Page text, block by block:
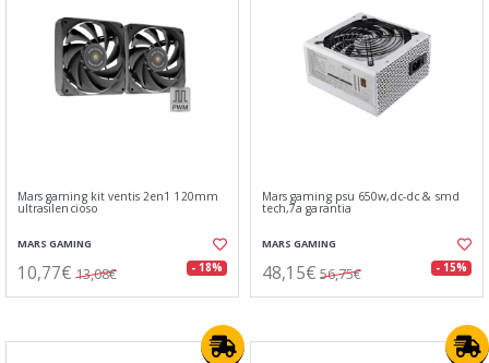
Mars gaming kit ventis 2en1 120mm
ultrasilencioso
MARS GAMING
10,77€ 13,08€ - 18%
Mars gaming psu 650w,dc-dc & smd
tech,7a garantia
MARS GAMING
48,15€ 56,75€ - 15%